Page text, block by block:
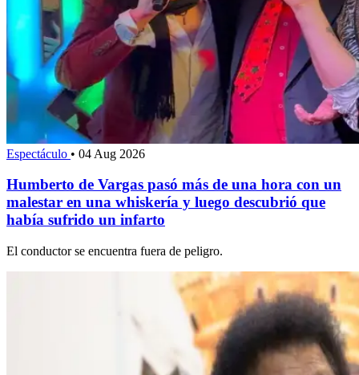
Espectáculo • 04 Aug 2026
Humberto de Vargas pasó más de una hora con un
malestar en una whiskería y luego descubrió que
había sufrido un infarto
El conductor se encuentra fuera de peligro.